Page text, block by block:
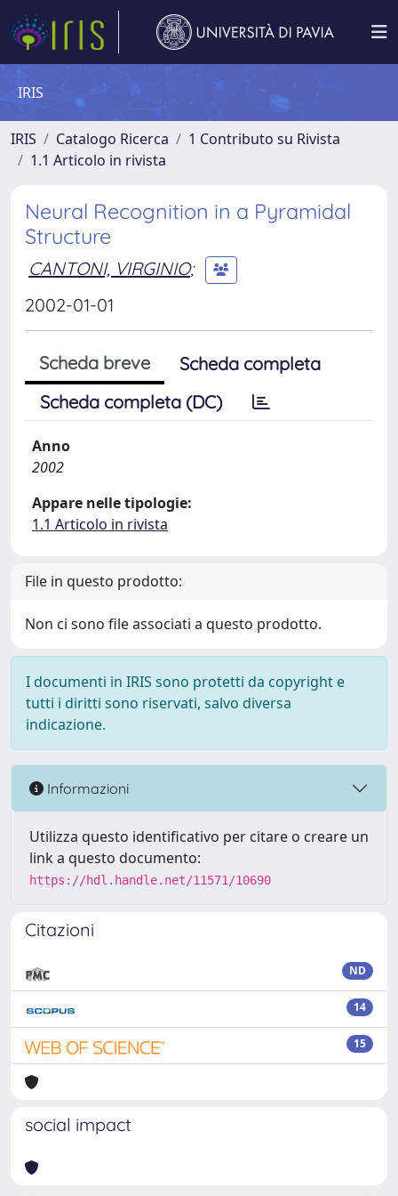
IRIS
IRIS Catalogo Ricerca
1 Contributo su Rivista
1.1 Articolo in rivista
Neural Recognition in a Pyramidal
Structure
CANTONI, VIRGINIO;
2002-01-01
Scheda breve
Scheda completa
Scheda completa (DC)
Anno
2002
Appare nelle tipologie:
1.1 Articolo in rivista
File in questo prodotto:
Non ci sono file associati a questo prodotto.
I documenti in IRIS sono protetti da copyright e
tutti i diritti sono riservati, salvo diversa
indicazione.
Informazioni
Utilizza questo identificativo per citare o creare un
link a questo documento:
https://hdl.handle.net/11571/10690
Citazioni
ND
14
15
social impact